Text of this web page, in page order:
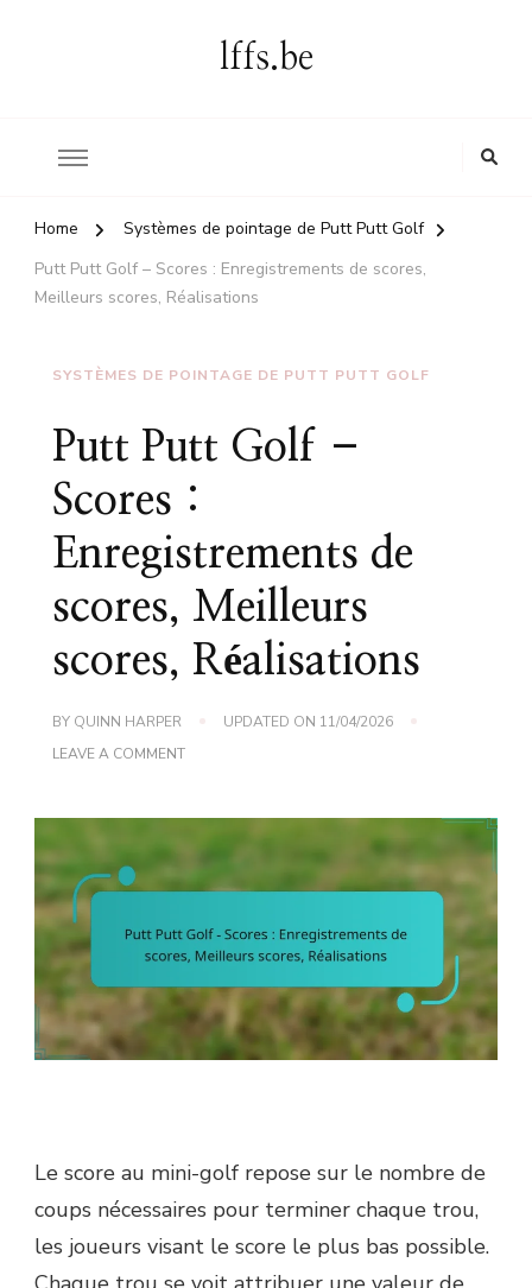
lffs.be
Home
Systèmes de pointage de Putt Putt Golf
Putt Putt Golf – Scores : Enregistrements de scores,
Meilleurs scores, Réalisations
SYSTÈMES DE POINTAGE DE PUTT PUTT GOLF
Putt Putt Golf –
Scores :
Enregistrements de
scores, Meilleurs
scores, Réalisations
BY QUINN HARPER UPDATED ON 11/04/2026
LEAVE A COMMENTON
ENREGISTREMENTS
SCORES,
MEILLEURS
RÉALISATIONS
Le score au mini-golf repose sur le nombre de
coups nécessaires pour terminer chaque trou,
les joueurs visant le score le plus bas possible.